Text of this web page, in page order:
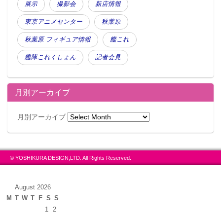
展示 撮影会 新店情報
東京アニメセンター 秋葉原
秋葉原 フィギュア情報 艦これ
艦隊これくしょん 記者会見
月別アーカイブ
月別アーカイブ
© YOSHIKURA DESIGN,LTD. All Rights Reserved.
August 2026
M T W T F S S
1
2